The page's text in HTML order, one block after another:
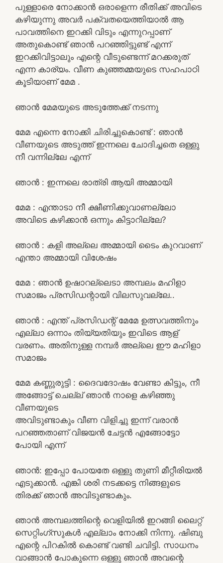
പുള്ളാരെ നോക്കാൻ ഒരാളെന്ന രീതിക്ക് അവിടെ
കഴിയുന്നു അവർ പക്വതയെത്തിയാൽ ആ
പാവത്തിനെ ഇറക്കി വിടും എന്നുറപ്പാണ്
അതുകൊണ്ട് ഞാൻ പറഞ്ഞിട്ടുണ്ട് എന്ന്
ഇറക്കിവിട്ടാലും എന്റെ വീടുണ്ടെന്ന് മറക്കരുത്
എന്ന കാര്യം. വീണ കുഞ്ഞമ്മയുടെ സഹപാഠി
കൂടിയാണ് മേമ .
ഞാൻ മേമയുടെ അടുത്തേക്ക് നടന്നു
മേമ എന്നെ നോക്കി ചിരിച്ചുകൊണ്ട് : ഞാൻ
വീണയുടെ അടുത്ത് ഇന്നലെ ചോദിച്ചതെ ഒള്ളു
നീ വന്നില്ലേ എന്ന്
ഞാൻ : ഇന്നലെ രാത്രി ആയി അമ്മായി
മേമ : എന്താടാ നീ ക്ഷീണിക്കുവാണല്ലോ
അവിടെ കഴിക്കാൻ ഒന്നും കിട്ടാറില്ലേ?
ഞാൻ : കളി അല്ലെ അമ്മായി ടൈം കുറവാണ്
എന്താ അമ്മായി വിശേഷം
മേമ : ഞാൻ ഉഷാറല്ലെടാ അമ്പലം മഹിളാ
സമാജം പ്രസിഡന്റായി വിലസുവല്ലേ..
ഞാൻ : എന്ത് പ്രസിഡന്റ് മേമേ ഉത്സവത്തിനും
എല്ലാ ഒന്നാം തിയ്യതിയും ഇവിടെ ആള്
വരണം. അതിനുള്ള നമ്പർ അല്ലെ ഈ മഹിളാ
സമാജം
മേമ കണ്ണുരുട്ടി : ദൈവദോഷം വേണ്ടാ കിട്ടും, നീ
അങ്ങോട്ട് ചെല്ല് ഞാൻ നാളെ കഴിഞ്ഞു
വീണയുടെ
അവിടുണ്ടാകും വീണ വിളിച്ചു ഇന്ന് വരാൻ
പറഞ്ഞതാണ് വിജയൻ ചേട്ടൻ എങ്ങോട്ടോ
പോയി എന്ന്
ഞാൻ: ഇപ്പോ പോയതേ ഒള്ളു തുണി മീറ്റീരിയൽ
എടുക്കാൻ. എങ്കി ശരി നടക്കട്ടെ നിങ്ങളുടെ
തിരക്ക് ഞാൻ അവിടുണ്ടാകും.
ഞാൻ അമ്പലത്തിന്റെ വെളിയിൽ ഇറങ്ങി ലൈറ്റ്
സെറ്റിംഗ്സുകൾ എല്ലാം നോക്കി നിന്നു. ഷിബു
എന്റെ പിറകിൽ കൊണ്ട് വണ്ടി ചവിട്ടി. സാധനം
വാങ്ങാൻ പോകുന്നെ ഒള്ളു ഞാൻ അവന്റെ